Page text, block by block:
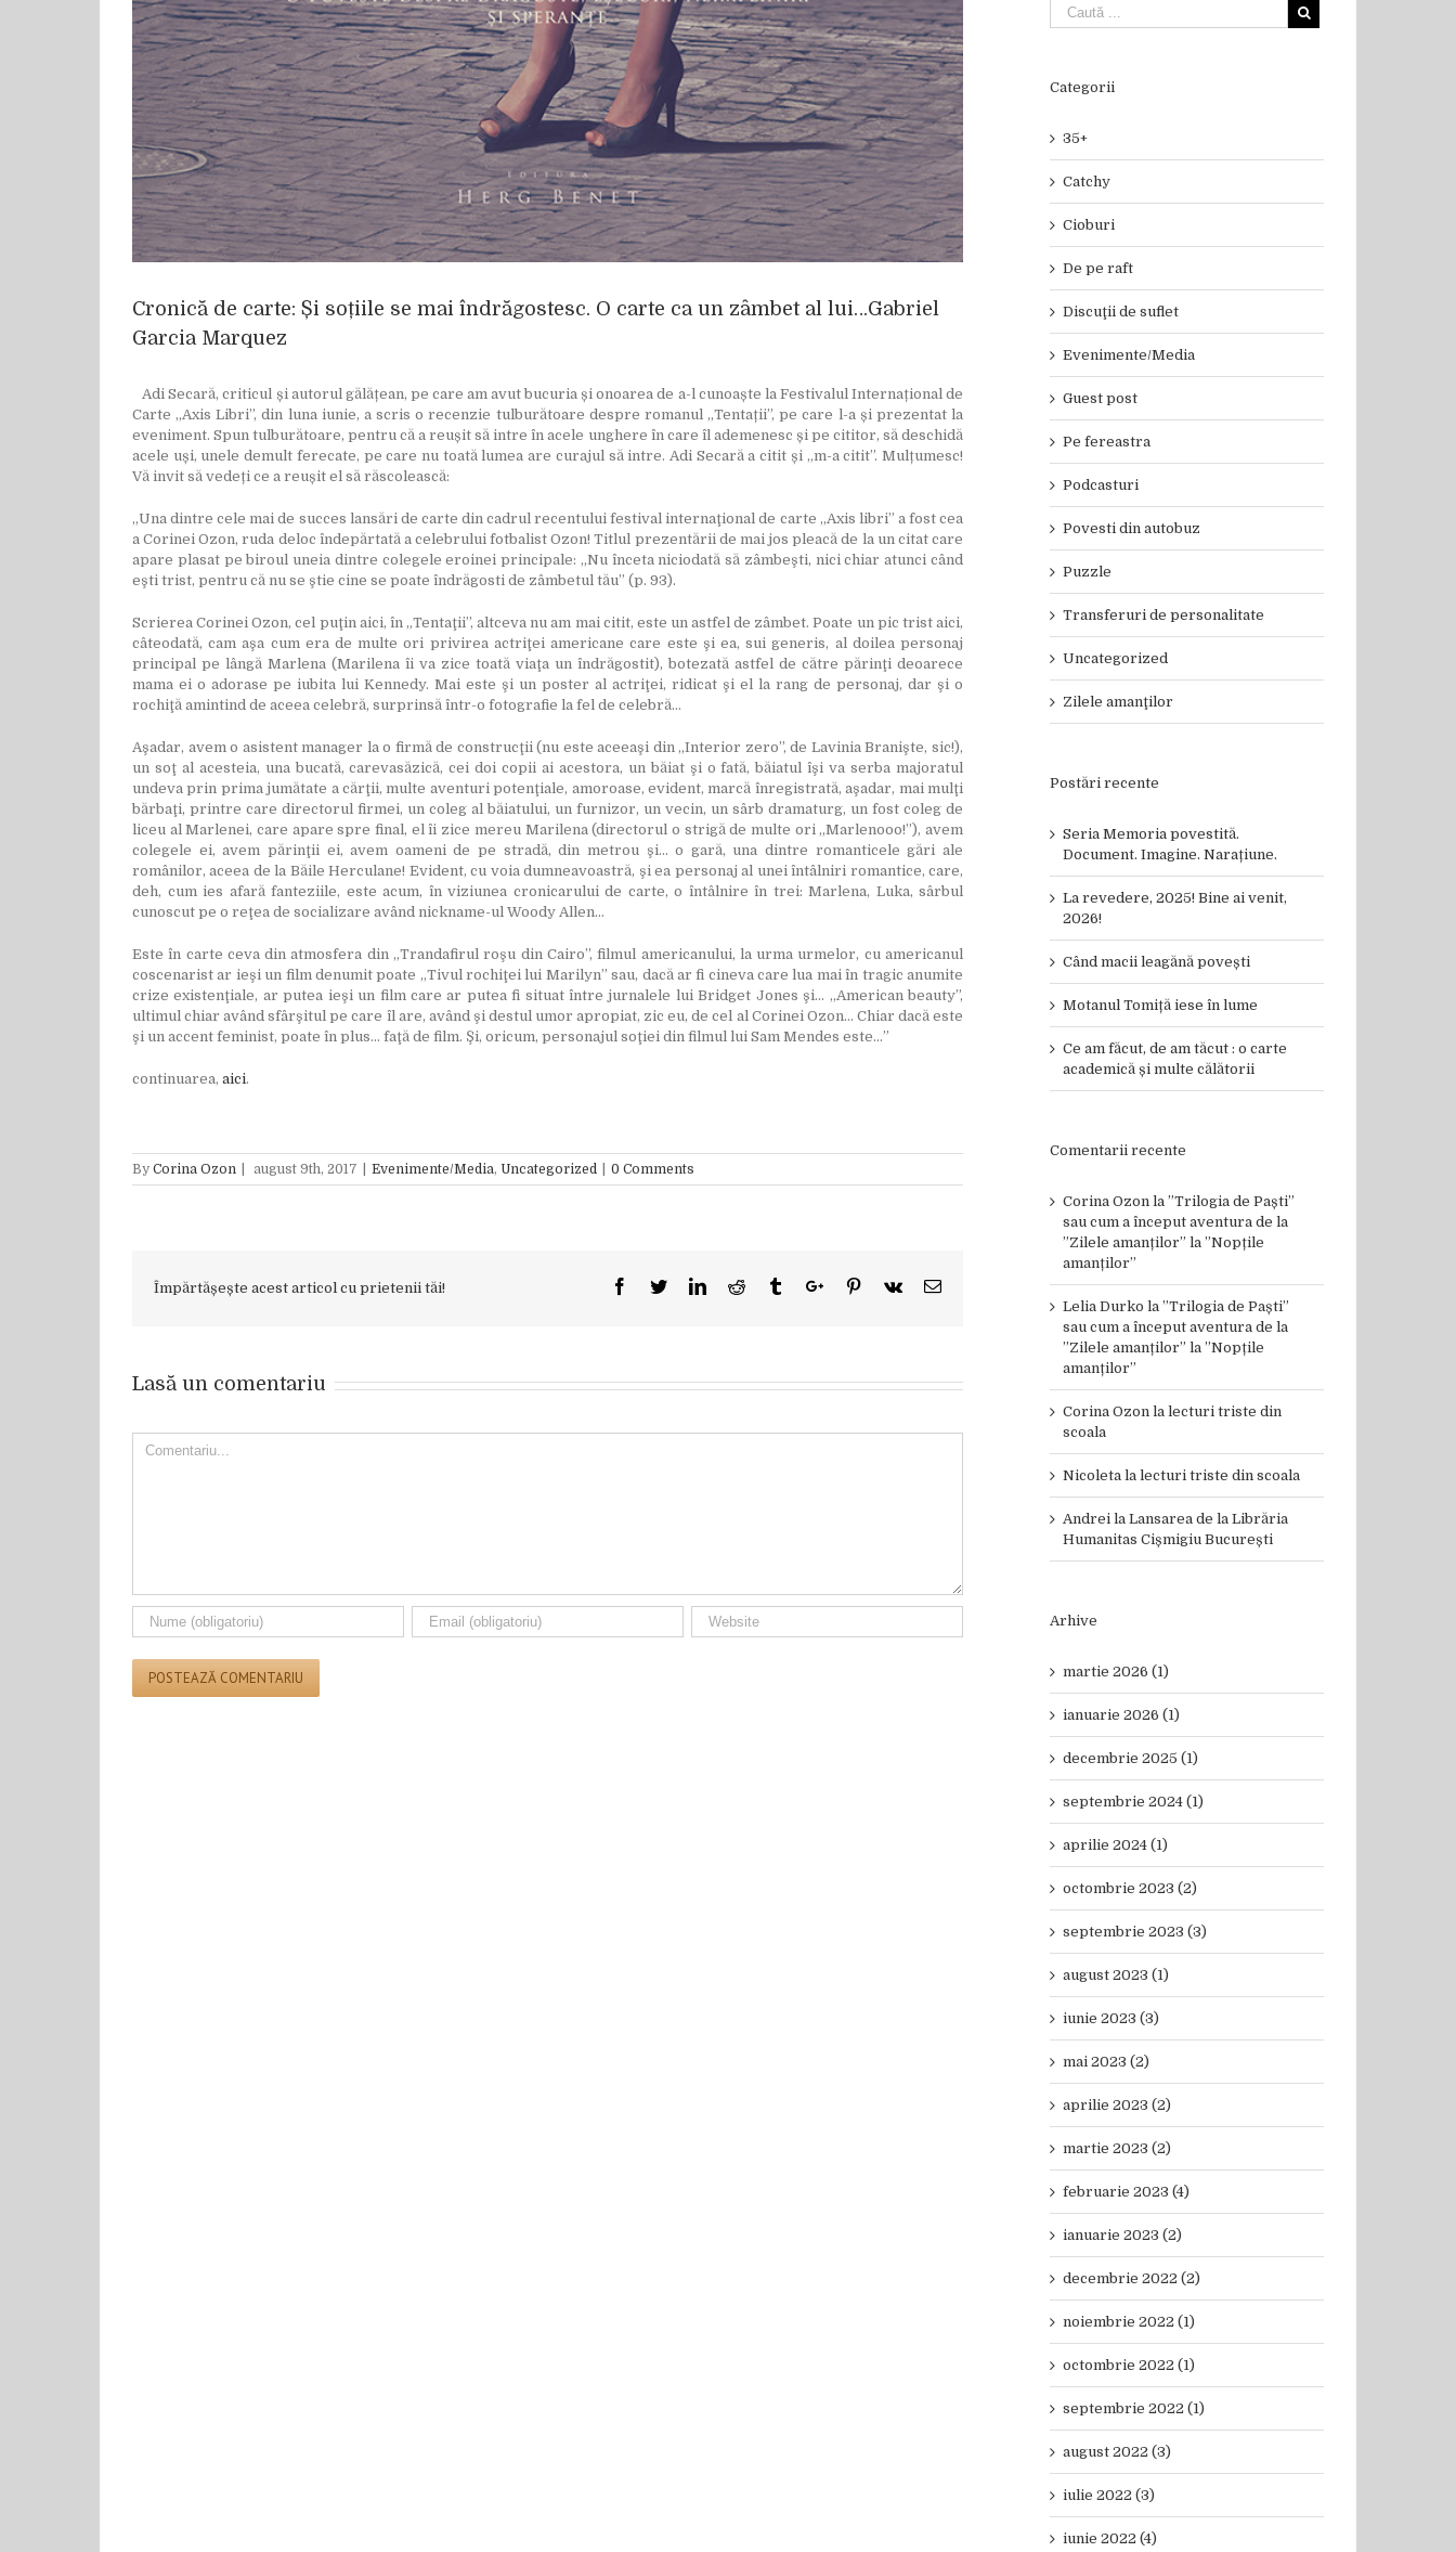
Cronică de carte: Și soțiile se mai îndrăgostesc. O carte ca un zâmbet al lui…Gabriel
Garcia Marquez
Adi Secară, criticul și autorul gălățean, pe care am avut bucuria și onoarea de a-l cunoaște la Festivalul Internațional de
Carte „Axis Libri”, din luna iunie, a scris o recenzie tulburătoare despre romanul „Tentații”, pe care l-a și prezentat la
eveniment. Spun tulburătoare, pentru că a reușit să intre în acele unghere în care îl ademenesc și pe cititor, să deschidă
acele uși, unele demult ferecate, pe care nu toată lumea are curajul să intre. Adi Secară a citit și „m-a citit”. Mulțumesc!
Vă invit să vedeți ce a reușit el să răscolească:
„Una dintre cele mai de succes lansări de carte din cadrul recentului festival internaţional de carte „Axis libri” a fost cea
a Corinei Ozon, ruda deloc îndepărtată a celebrului fotbalist Ozon! Titlul prezentării de mai jos pleacă de la un citat care
apare plasat pe biroul uneia dintre colegele eroinei principale: „Nu înceta niciodată să zâmbeşti, nici chiar atunci când
eşti trist, pentru că nu se ştie cine se poate îndrăgosti de zâmbetul tău” (p. 93).
Scrierea Corinei Ozon, cel puţin aici, în „Tentaţii”, altceva nu am mai citit, este un astfel de zâmbet. Poate un pic trist aici,
câteodată, cam aşa cum era de multe ori privirea actriţei americane care este şi ea, sui generis, al doilea personaj
principal pe lângă Marlena (Marilena îi va zice toată viaţa un îndrăgostit), botezată astfel de către părinţi deoarece
mama ei o adorase pe iubita lui Kennedy. Mai este şi un poster al actriţei, ridicat şi el la rang de personaj, dar şi o
rochiţă amintind de aceea celebră, surprinsă într-o fotografie la fel de celebră…
Aşadar, avem o asistent manager la o firmă de construcţii (nu este aceeaşi din „Interior zero”, de Lavinia Branişte, sic!),
un soţ al acesteia, una bucată, carevasăzică, cei doi copii ai acestora, un băiat şi o fată, băiatul îşi va serba majoratul
undeva prin prima jumătate a cărţii, multe aventuri potenţiale, amoroase, evident, marcă înregistrată, aşadar, mai mulţi
bărbaţi, printre care directorul firmei, un coleg al băiatului, un furnizor, un vecin, un sârb dramaturg, un fost coleg de
liceu al Marlenei, care apare spre final, el îi zice mereu Marilena (directorul o strigă de multe ori „Marlenooo!”), avem
colegele ei, avem părinţii ei, avem oameni de pe stradă, din metrou şi… o gară, una dintre romanticele gări ale
românilor, aceea de la Băile Herculane! Evident, cu voia dumneavoastră, şi ea personaj al unei întâlniri romantice, care,
deh, cum ies afară fanteziile, este acum, în viziunea cronicarului de carte, o întâlnire în trei: Marlena, Luka, sârbul
cunoscut pe o reţea de socializare având nickname-ul Woody Allen…
Este în carte ceva din atmosfera din „Trandafirul roşu din Cairo”, filmul americanului, la urma urmelor, cu americanul
coscenarist ar ieşi un film denumit poate „Tivul rochiţei lui Marilyn” sau, dacă ar fi cineva care lua mai în tragic anumite
crize existenţiale, ar putea ieşi un film care ar putea fi situat între jurnalele lui Bridget Jones şi… „American beauty”,
ultimul chiar având sfârşitul pe care îl are, având şi destul umor apropiat, zic eu, de cel al Corinei Ozon… Chiar dacă este
şi un accent feminist, poate în plus… faţă de film. Şi, oricum, personajul soţiei din filmul lui Sam Mendes este…”
continuarea, aici.
By Corina Ozon august 9th, 2017 Evenimente/Media, Uncategorized 0 Comments
Împărtășește acest articol cu prietenii tăi! Facebook
TwitterLinkedinReddit TumblrGoogle+Pinterest
Vk Email
Lasă un comentariu
Comment
Categorii
35+
Catchy
Cioburi
De pe raft
Discuţii de suflet
Evenimente/Media
Guest post
Pe fereastra
Podcasturi
Povesti din autobuz
Puzzle
Transferuri de personalitate
Uncategorized
Zilele amanţilor
Postări recente
Seria Memoria povestită.
Document. Imagine. Narațiune.
La revedere, 2025! Bine ai venit,
2026!
Când macii leagănă povești
Motanul Tomiță iese în lume
Ce am făcut, de am tăcut : o carte
academică și multe călătorii
Comentarii recente
Corina Ozon la ”Trilogia de Paști”
sau cum a început aventura de la
”Zilele amanților” la ”Nopțile
amanților”
Lelia Durko la ”Trilogia de Paști”
sau cum a început aventura de la
”Zilele amanților” la ”Nopțile
amanților”
Corina Ozon la lecturi triste din
scoala
Nicoleta la lecturi triste din scoala
Andrei la Lansarea de la Librăria
Humanitas Cișmigiu București
Arhive
martie 2026 (1)
ianuarie 2026 (1)
decembrie 2025 (1)
septembrie 2024 (1)
aprilie 2024 (1)
octombrie 2023 (2)
septembrie 2023 (3)
august 2023 (1)
iunie 2023 (3)
mai 2023 (2)
aprilie 2023 (2)
martie 2023 (2)
februarie 2023 (4)
ianuarie 2023 (2)
decembrie 2022 (2)
noiembrie 2022 (1)
octombrie 2022 (1)
septembrie 2022 (1)
august 2022 (3)
iulie 2022 (3)
iunie 2022 (4)